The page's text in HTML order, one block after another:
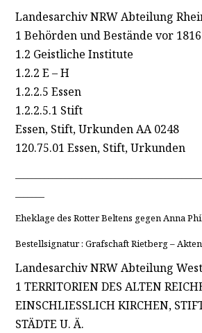
Landesarchiv NRW Abteilung
1 Behörden und Bestände vor 1816
1.2 Geistliche Institute
1.2.2 E – H
1.2.2.5 Essen
1.2.2.5.1 Stift
Essen, Stift, Urkunden AA 0248
120.75.01 Essen, Stift, Urkunden
Eheklage des Rotter Beltens gegen Anna
Bestellsignatur : Grafschaft Rietberg –
Landesarchiv NRW Abteilung
1 TERRITORIEN DES ALTEN
EINSCHLIESSLICH KIRCHEN,
STÄDTE U. Ä.